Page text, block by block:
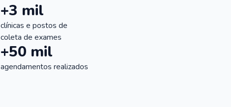
+3 mil
clínicas e postos de
coleta de exames
+50 mil
agendamentos realizados